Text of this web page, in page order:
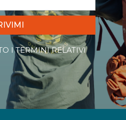
I TERMINI RELATIVI